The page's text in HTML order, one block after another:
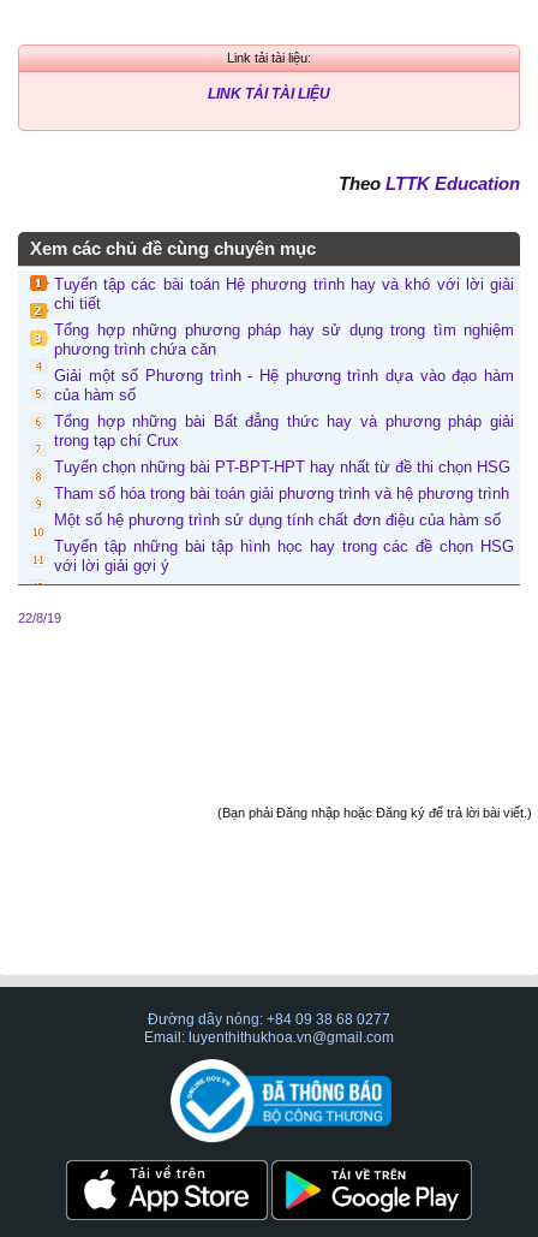
Link tải tài liệu:
LINK TẢI TÀI LIỆU
Theo LTTK Education
Xem các chủ đề cùng chuyên mục
Tuyển tập các bài toán Hệ phương trình hay và khó với lời giải
chi tiết
Tổng hợp những phương pháp hay sử dụng trong tìm nghiệm
phương trình chứa căn
Giải một số Phương trình - Hệ phương trình dựa vào đạo hàm
của hàm số
Tổng hợp những bài Bất đẳng thức hay và phương pháp giải
trong tạp chí Crux
Tuyển chọn những bài PT-BPT-HPT hay nhất từ đề thi chọn HSG
Tham số hóa trong bài toán giải phương trình và hệ phương trình
Một số hệ phương trình sử dụng tính chất đơn điệu của hàm số
Tuyển tập những bài tập hình học hay trong các đề chọn HSG
với lời giải gợi ý
22/8/19
(Bạn phải Đăng nhập hoặc Đăng ký để trả lời bài viết.)
Đường dây nóng: +84 09 38 68 0277
Email: luyenthithukhoa.vn@gmail.com